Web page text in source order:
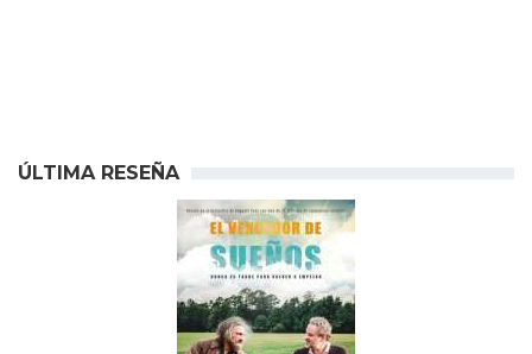
ÚLTIMA RESEÑA